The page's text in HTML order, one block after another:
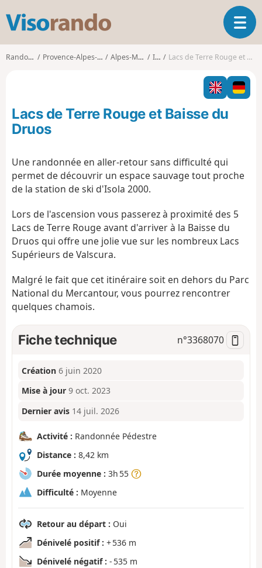
s
o
o
O
u
i
r
l
g
Randonnées Provence-Alpes-Côte d'Azur Alpes-Maritimes Isola Lacs de Terre Rouge et Baisse du Druos
Lacs de Terre Rouge et Baisse du
Druos
Une randonnée en aller-retour sans difficulté qui
permet de découvrir un espace sauvage tout proche
de la station de ski d'Isola 2000.
Lors de l'ascension vous passerez à proximité des 5
Lacs de Terre Rouge avant d'arriver à la Baisse du
Druos qui offre une jolie vue sur les nombreux Lacs
Supérieurs de Valscura.
Malgré le fait que cet itinéraire soit en dehors du Parc
National du Mercantour, vous pourrez rencontrer
quelques chamois.
Fiche technique n°3368070
Création 6 juin 2020
Mise à jour 9 oct. 2023
Dernier avis 14 juil. 2026
Activité : Randonnée Pédestre
Distance : 8,42 km
Durée moyenne : 3h 55
Difficulté : Moyenne
Retour au départ : Oui
Dénivelé positif : + 536 m
Dénivelé négatif : - 535 m